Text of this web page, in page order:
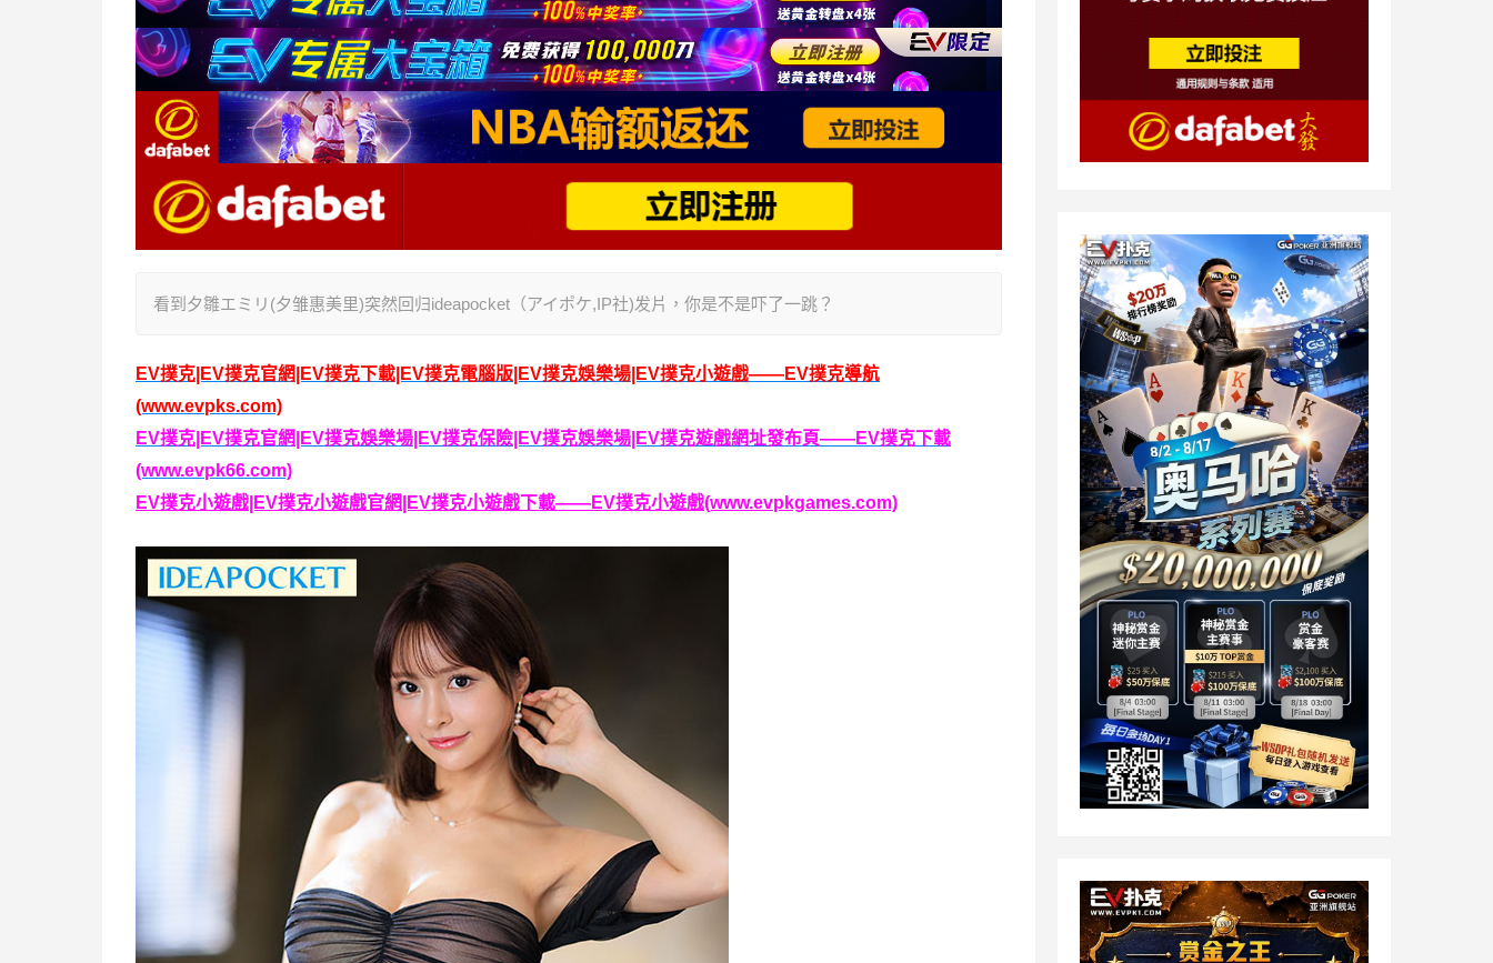
看到夕雛エミリ(夕雏惠美里)突然回归ideapocket（アイポケ,IP社)发片，你是不是吓了一跳？
EV撲克|EV撲克官網|EV撲克下載|EV撲克電腦版|EV撲克娛樂場|EV撲克小遊戲——EV撲克導航
(www.evpks.com)
EV撲克|EV撲克官網|EV撲克娛樂場|EV撲克保險|EV撲克娛樂場|EV撲克遊戲網址發布頁——EV撲克下載
(www.evpk66.com)
EV撲克小遊戲|EV撲克小遊戲官網|EV撲克小遊戲下載——EV撲克小遊戲(www.evpkgames.com)